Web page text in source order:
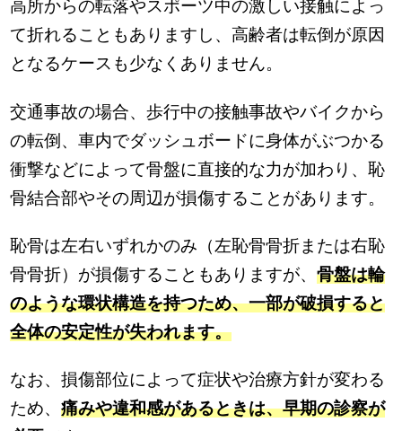
高所からの転落やスポーツ中の激しい接触によっ
て折れることもありますし、高齢者は転倒が原因
となるケースも少なくありません。
交通事故の場合、歩行中の接触事故やバイクから
の転倒、車内でダッシュボードに身体がぶつかる
衝撃などによって骨盤に直接的な力が加わり、恥
骨結合部やその周辺が損傷することがあります。
恥骨は左右いずれかのみ（左恥骨骨折または右恥
骨骨折）が損傷することもありますが、骨盤は輪
のような環状構造を持つため、一部が破損すると
全体の安定性が失われます。
なお、損傷部位によって症状や治療方針が変わる
ため、痛みや違和感があるときは、早期の診察が